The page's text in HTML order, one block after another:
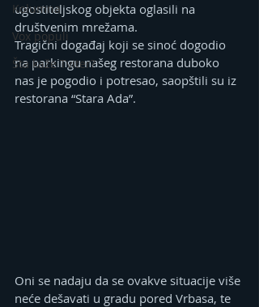
Kolumna
Vox populi
Šta kaže Tviter?
ugostiteljskog objekta oglasili na
društvenim mrežama.
Tragični događaj koji se sinoć dogodio
na parkingu našeg restorana duboko
nas je pogodio i potresao, saopštili su iz
restorana “Stara Ada”.
Oni se nadaju da se ovakve situacije više
neće dešavati u gradu pored Vrbasa, te